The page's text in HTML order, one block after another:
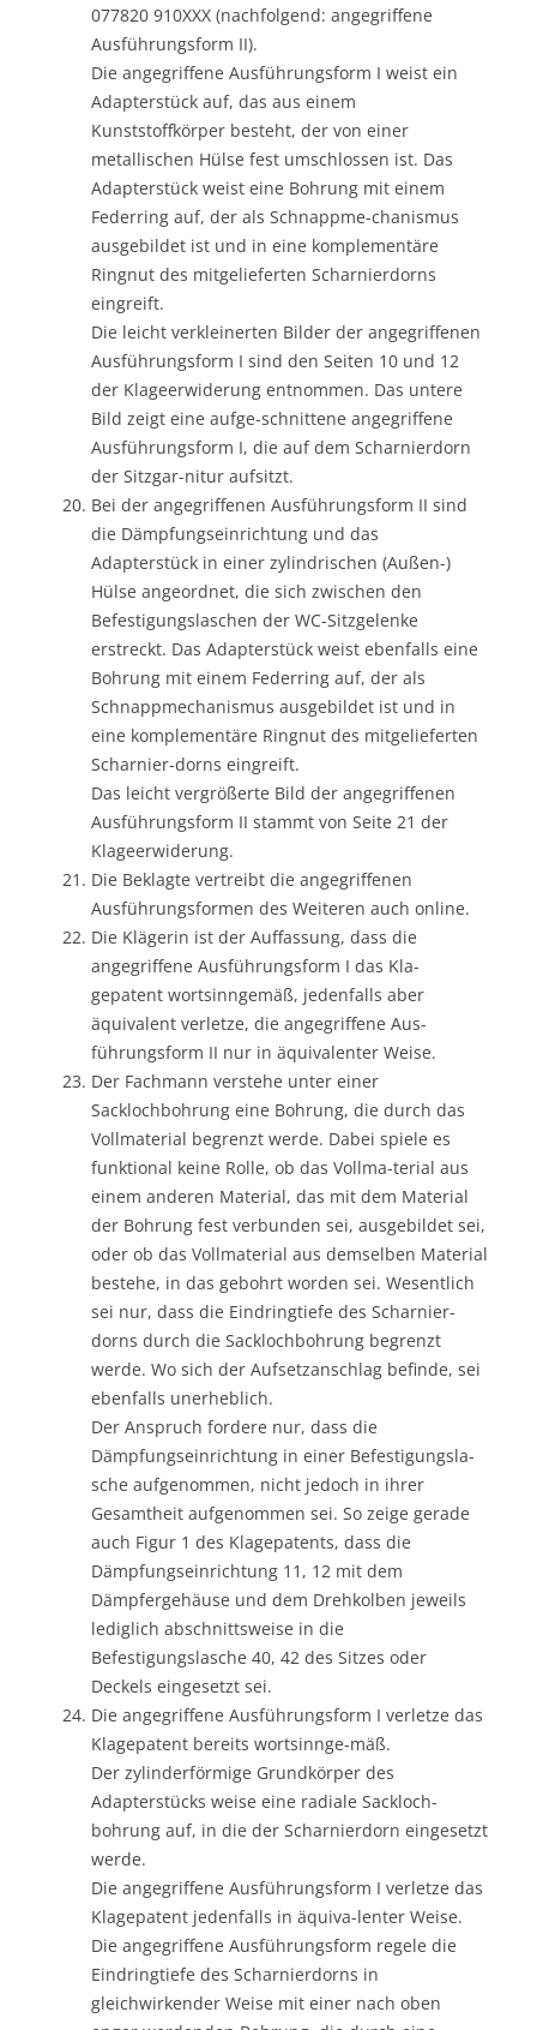
077820 910XXX (nachfolgend: angegriffene
Ausführungsform II).
Die angegriffene Ausführungsform I weist ein
Adapterstück auf, das aus einem
Kunststoffkörper besteht, der von einer
metallischen Hülse fest umschlossen ist. Das
Adapterstück weist eine Bohrung mit einem
Federring auf, der als Schnappme-chanismus
ausgebildet ist und in eine komplementäre
Ringnut des mitgelieferten Scharnierdorns
eingreift.
Die leicht verkleinerten Bilder der angegriffenen
Ausführungsform I sind den Seiten 10 und 12
der Klageerwiderung entnommen. Das untere
Bild zeigt eine aufge-schnittene angegriffene
Ausführungsform I, die auf dem Scharnierdorn
der Sitzgar-nitur aufsitzt.
Bei der angegriffenen Ausführungsform II sind
die Dämpfungseinrichtung und das
Adapterstück in einer zylindrischen (Außen-)
Hülse angeordnet, die sich zwischen den
Befestigungslaschen der WC-Sitzgelenke
erstreckt. Das Adapterstück weist ebenfalls eine
Bohrung mit einem Federring auf, der als
Schnappmechanismus ausgebildet ist und in
eine komplementäre Ringnut des mitgelieferten
Scharnier-dorns eingreift.
Das leicht vergrößerte Bild der angegriffenen
Ausführungsform II stammt von Seite 21 der
Klageerwiderung.
Die Beklagte vertreibt die angegriffenen
Ausführungsformen des Weiteren auch online.
Die Klägerin ist der Auffassung, dass die
angegriffene Ausführungsform I das Kla-
gepatent wortsinngemäß, jedenfalls aber
äquivalent verletze, die angegriffene Aus-
führungsform II nur in äquivalenter Weise.
Der Fachmann verstehe unter einer
Sacklochbohrung eine Bohrung, die durch das
Vollmaterial begrenzt werde. Dabei spiele es
funktional keine Rolle, ob das Vollma-terial aus
einem anderen Material, das mit dem Material
der Bohrung fest verbunden sei, ausgebildet sei,
oder ob das Vollmaterial aus demselben Material
bestehe, in das gebohrt worden sei. Wesentlich
sei nur, dass die Eindringtiefe des Scharnier-
dorns durch die Sacklochbohrung begrenzt
werde. Wo sich der Aufsetzanschlag befinde, sei
ebenfalls unerheblich.
Der Anspruch fordere nur, dass die
Dämpfungseinrichtung in einer Befestigungsla-
sche aufgenommen, nicht jedoch in ihrer
Gesamtheit aufgenommen sei. So zeige gerade
auch Figur 1 des Klagepatents, dass die
Dämpfungseinrichtung 11, 12 mit dem
Dämpfergehäuse und dem Drehkolben jeweils
lediglich abschnittsweise in die
Befestigungslasche 40, 42 des Sitzes oder
Deckels eingesetzt sei.
Die angegriffene Ausführungsform I verletze das
Klagepatent bereits wortsinnge-mäß.
Der zylinderförmige Grundkörper des
Adapterstücks weise eine radiale Sackloch-
bohrung auf, in die der Scharnierdorn eingesetzt
werde.
Die angegriffene Ausführungsform I verletze das
Klagepatent jedenfalls in äquiva-lenter Weise.
Die angegriffene Ausführungsform regele die
Eindringtiefe des Scharnierdorns in
gleichwirkender Weise mit einer nach oben